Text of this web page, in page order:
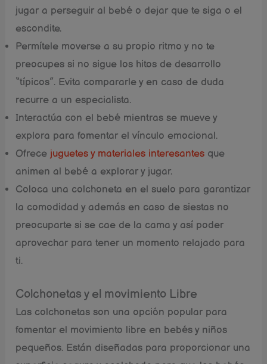
jugar a perseguir al bebé o dejar que te siga o el
escondite.
Permítele moverse a su propio ritmo y no te
preocupes si no sigue los hitos de desarrollo
“típicos”. Evita compararle y en caso de duda
recurre a un especialista.
Interactúa con el bebé mientras se mueve y
explora para fomentar el vínculo emocional.
Ofrece juguetes y materiales interesantes que
animen al bebé a explorar y jugar.
Coloca una colchoneta en el suelo para garantizar
la comodidad y además en caso de siestas no
preocuparte si se cae de la cama y así poder
aprovechar para tener un momento relajado para
ti.
Colchonetas y el movimiento Libre
Las colchonetas son una opción popular para
fomentar el movimiento libre en bebés y niños
pequeños. Están diseñadas para proporcionar una